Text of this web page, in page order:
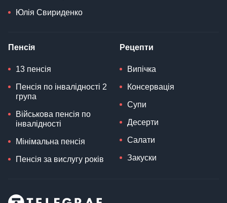
Юлія Свириденко
Пенсія
13 пенсія
Пенсія по інвалідності 2
група
Військова пенсія по
інвалідності
Мінімальна пенсія
Пенсія за вислугу років
Рецепти
Випічка
Консервація
Супи
Десерти
Салати
Закуски